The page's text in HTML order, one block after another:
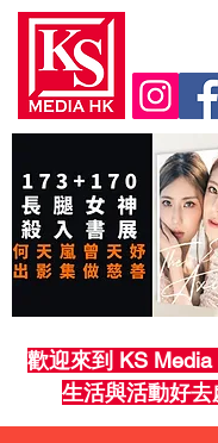
歡迎來到 KS
生活與活動好